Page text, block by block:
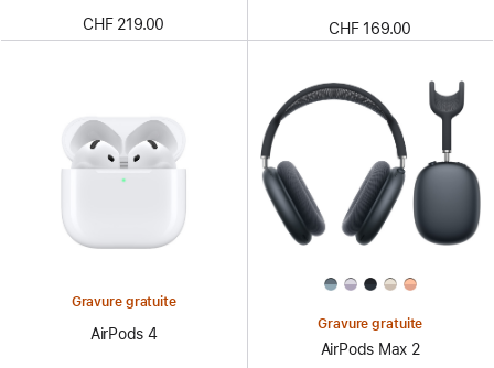
CHF 219.00 CHF 169.00
Gravure gratuite
AirPods 4
Gravure gratuite
AirPods Max 2